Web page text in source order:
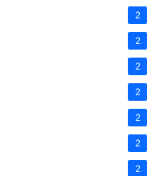
2
2
2
2
2
2
2